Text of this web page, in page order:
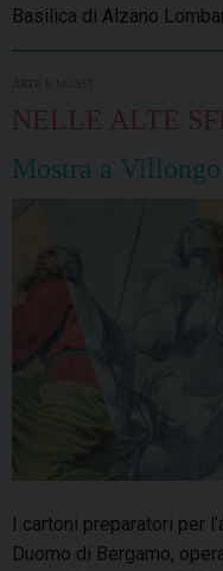
Basilica di Alzano
NELLE ALTE
Mostra a Villongo
I cartoni preparatori per
Duomo di Bergamo,